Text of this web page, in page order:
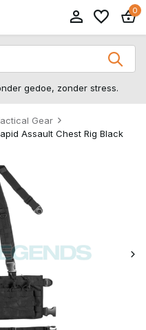
0
gedoe, zonder stress.
Gear
Assault Chest Rig Black